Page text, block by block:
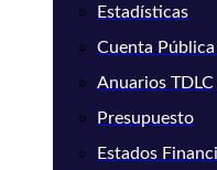
Estadísticas
Cuenta Pública
Anuarios TDLC
Presupuesto
Estados